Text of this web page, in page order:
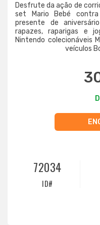
Desfrute da ação de
set Mario Bebé
presente de
rapazes, raparigas e
Nintendo colecionáveis
veículos
72034
ID#